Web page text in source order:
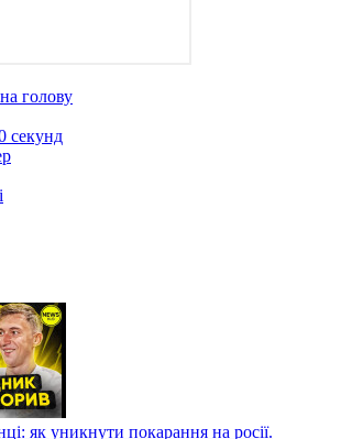
голову
секунд
як уникнути покарання на росії.